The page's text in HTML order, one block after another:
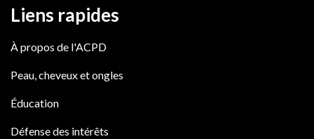
Liens rapides
À propos de l'ACPD
Peau, cheveux et ongles
Éducation
Défense des intérêts